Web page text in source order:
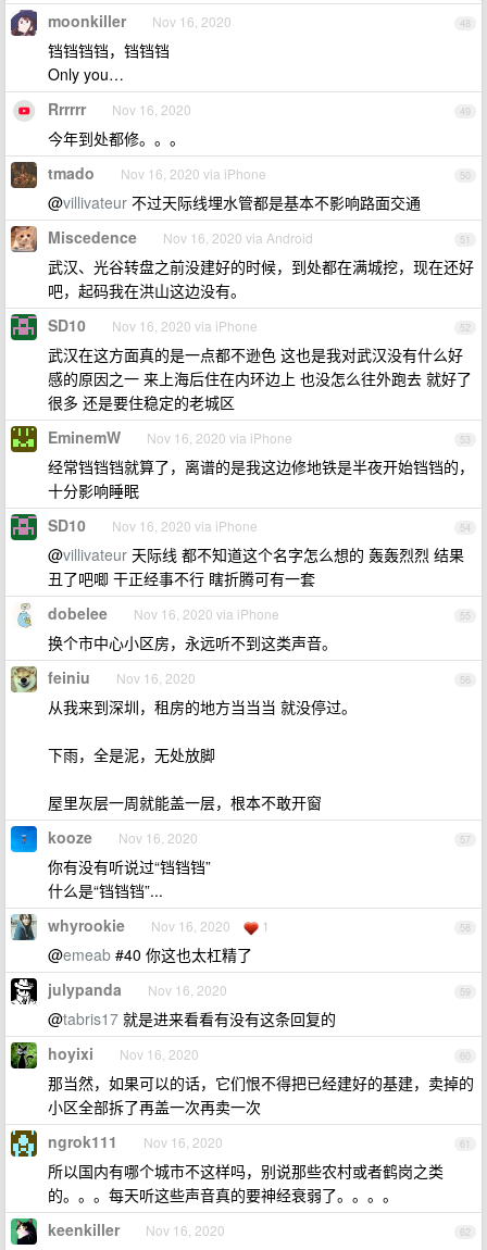
48
moonkiller Nov 16, 2020
铛铛铛铛，铛铛铛
Only you…
49
Rrrrrr Nov 16, 2020
今年到处都修。。。
50
tmado Nov 16, 2020 via iPhone
@villivateur 不过天际线埋水管都是基本不影响路面交通
51
Miscedence Nov 16, 2020 via Android
武汉、光谷转盘之前没建好的时候，到处都在满城挖，现在还好
吧，起码我在洪山这边没有。
52
SD10 Nov 16, 2020 via iPhone
武汉在这方面真的是一点都不逊色 这也是我对武汉没有什么好
感的原因之一 来上海后住在内环边上 也没怎么往外跑去 就好了
很多 还是要住稳定的老城区
53
EminemW Nov 16, 2020 via iPhone
经常铛铛铛就算了，离谱的是我这边修地铁是半夜开始铛铛的，
十分影响睡眠
54
SD10 Nov 16, 2020 via iPhone
@villivateur 天际线 都不知道这个名字怎么想的 轰轰烈烈 结果
丑了吧唧 干正经事不行 瞎折腾可有一套
55
dobelee Nov 16, 2020 via iPhone
换个市中心小区房，永远听不到这类声音。
56
feiniu Nov 16, 2020
从我来到深圳，租房的地方当当当 就没停过。
下雨，全是泥，无处放脚
屋里灰层一周就能盖一层，根本不敢开窗
57
kooze Nov 16, 2020
你有没有听说过“铛铛铛”
什么是“铛铛铛”...
58
whyrookie Nov 16, 2020 1
@emeab #40 你这也太杠精了
59
julypanda Nov 16, 2020
@tabris17 就是进来看看有没有这条回复的
60
hoyixi Nov 16, 2020
那当然，如果可以的话，它们恨不得把已经建好的基建，卖掉的
小区全部拆了再盖一次再卖一次
61
ngrok111 Nov 16, 2020
所以国内有哪个城市不这样吗，别说那些农村或者鹤岗之类
的。。。每天听这些声音真的要神经衰弱了。。。。
62
keenkiller Nov 16, 2020